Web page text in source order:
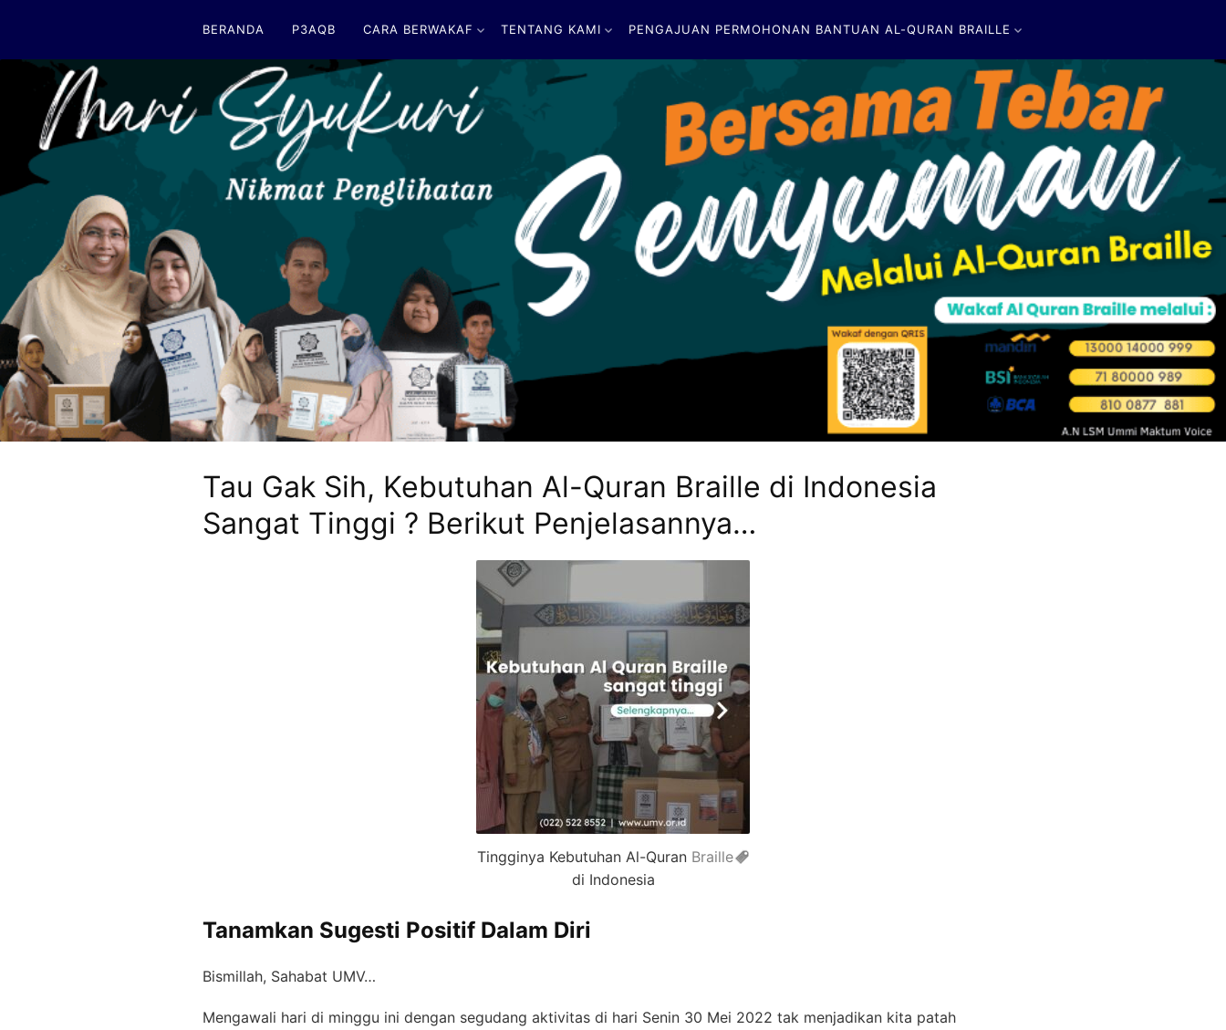
BERANDA P3AQB CARA BERWAKAF TENTANG KAMI PENGAJUAN PERMOHONAN BANTUAN AL-QURAN BRAILLE
Tau Gak Sih, Kebutuhan Al-Quran Braille di Indonesia
Sangat Tinggi ? Berikut Penjelasannya…
Tingginya Kebutuhan Al-Quran Braille
di Indonesia
Tanamkan Sugesti Positif Dalam Diri
Bismillah, Sahabat UMV…
Mengawali hari di minggu ini dengan segudang aktivitas di hari Senin 30 Mei 2022 tak menjadikan kita patah